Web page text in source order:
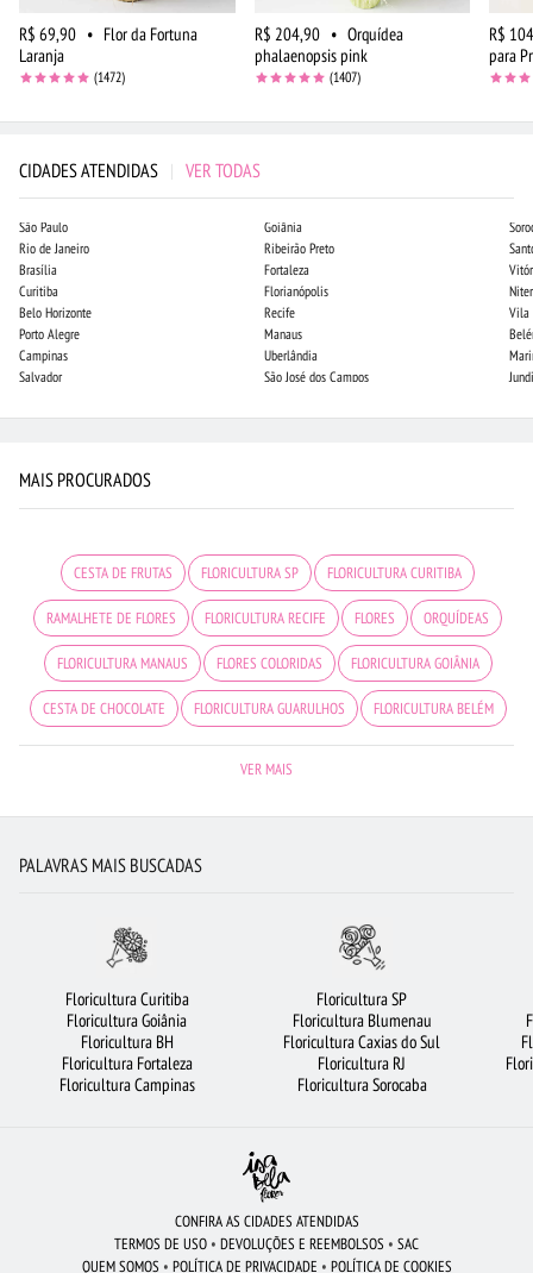
R$ 69,90 • Flor da Fortuna
Laranja
(1472)
R$ 204,90 • Orquídea
phalaenopsis pink
(1407)
R$
para
CIDADES ATENDIDAS | VER TODAS
São Paulo
Rio de Janeiro
Brasília
Curitiba
Belo Horizonte
Porto Alegre
Campinas
Salvador
Goiânia
Ribeirão Preto
Fortaleza
Florianópolis
Recife
Manaus
Uberlândia
São José dos Campos
Vila
MAIS PROCURADOS
CESTA DE FRUTAS FLORICULTURA SP FLORICULTURA CURITIBA
RAMALHETE DE FLORES FLORICULTURA RECIFE FLORES ORQUÍDEAS
FLORICULTURA MANAUS FLORES COLORIDAS FLORICULTURA GOIÂNIA
CESTA DE CHOCOLATE FLORICULTURA GUARULHOS FLORICULTURA BELÉM
FLORICULTURA BARUERI FLORICULTURA SÃO BERNARDO DO CAMPO
FLORICULTURA FORTALEZA CESTA DE CAFÉ DA MANHÃ ROSAS BRANCAS
ROSAS AMARELAS FLORICULTURA JUNDIAÍ
FLORICULTURA JOÃO PESSOA
FLORICULTURA BH
FLORES DO CAMPO FLORICULTURA SÃO JOSÉ DOS CAMPOS
VER MAIS
PALAVRAS MAIS BUSCADAS
Floricultura Curitiba
Floricultura Goiânia
Floricultura BH
Floricultura Fortaleza
Floricultura Campinas
Floricultura SP
Floricultura Blumenau
Floricultura Caxias do Sul
Floricultura RJ
Floricultura Sorocaba
CONFIRA AS CIDADES ATENDIDAS
TERMOS DE USO • DEVOLUÇÕES E REEMBOLSOS • SAC
QUEM SOMOS • POLÍTICA DE PRIVACIDADE • POLÍTICA DE COOKIES